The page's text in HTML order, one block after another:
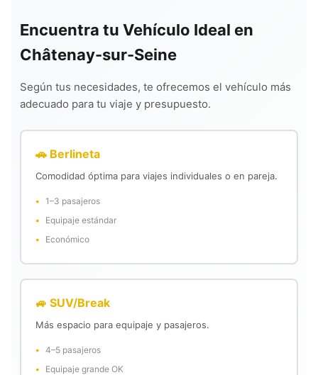
Encuentra tu Vehículo Ideal en
Châtenay-sur-Seine
Según tus necesidades, te ofrecemos el vehículo más
adecuado para tu viaje y presupuesto.
🚗 Berlineta
Comodidad óptima para viajes individuales o en pareja.
1–3 pasajeros
Equipaje estándar
Económico
🚙 SUV/Break
Más espacio para equipaje y pasajeros.
4–5 pasajeros
Equipaje grande OK